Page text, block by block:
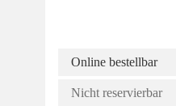
Online bestellbar
Nicht reservierbar